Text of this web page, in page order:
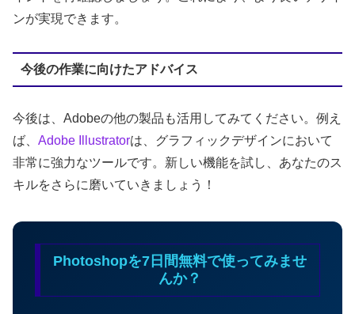
ンが実現できます。
今後の作業に向けたアドバイス
今後は、Adobeの他の製品も活用してみてください。例え
ば、 Adobe Illustratorは、グラフィックデザインにおいて
非常に強力なツールです。新しい機能を試し、あなたのス
キルをさらに磨いていきましょう！
Photoshopを7日間無料で使ってみませ
んか？